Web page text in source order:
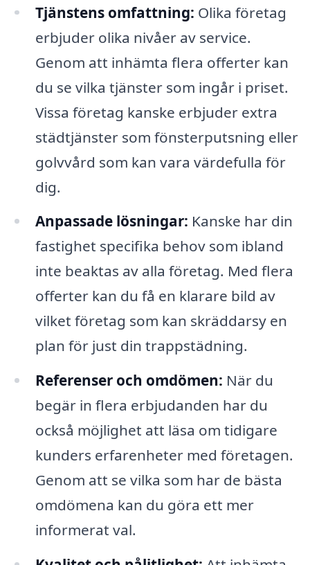
Tjänstens omfattning: Olika företag
erbjuder olika nivåer av service.
Genom att inhämta flera offerter kan
du se vilka tjänster som ingår i priset.
Vissa företag kanske erbjuder extra
städtjänster som fönsterputsning eller
golvvård som kan vara värdefulla för
dig.
Anpassade lösningar: Kanske har din
fastighet specifika behov som ibland
inte beaktas av alla företag. Med flera
offerter kan du få en klarare bild av
vilket företag som kan skräddarsy en
plan för just din trappstädning.
Referenser och omdömen: När du
begär in flera erbjudanden har du
också möjlighet att läsa om tidigare
kunders erfarenheter med företagen.
Genom att se vilka som har de bästa
omdömena kan du göra ett mer
informerat val.